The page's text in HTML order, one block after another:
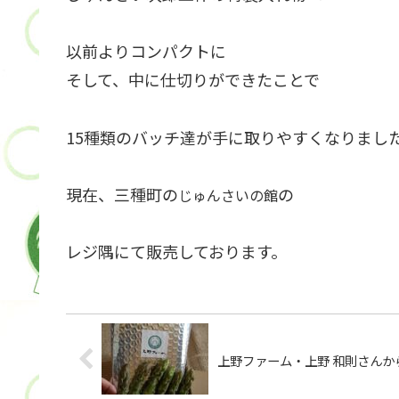
以前よりコンパクトに
そして、中に仕切りができたことで
15種類のバッチ達が手に取りやすくなりまし
現在、三種町のじゅんさいの館の
レジ隅にて販売しております。
上野ファーム・上野 和則さん